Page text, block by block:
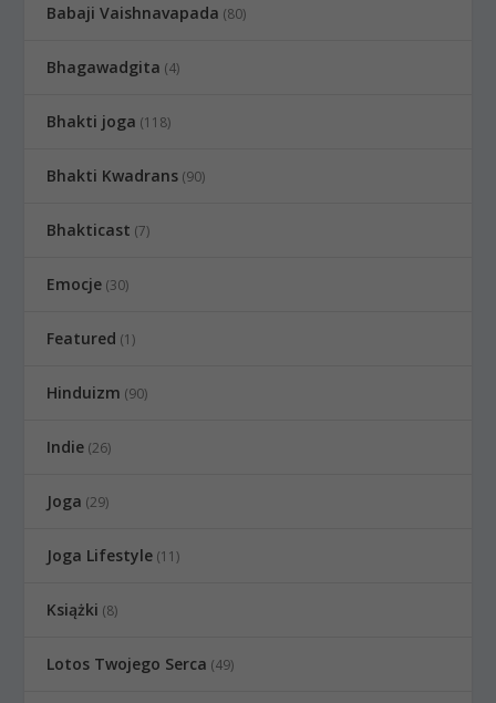
Babaji Vaishnavapada (80)
Bhagawadgita (4)
Bhakti joga (118)
Bhakti Kwadrans (90)
Bhakticast (7)
Emocje (30)
Featured (1)
Hinduizm (90)
Indie (26)
Joga (29)
Joga Lifestyle (11)
Książki (8)
Lotos Twojego Serca (49)